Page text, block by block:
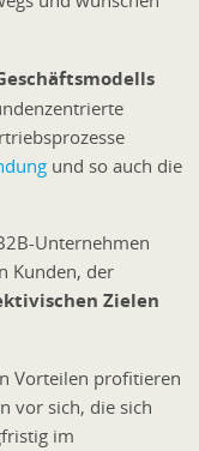
und so auch die
Unternehmen
Kunden, der
Zielen
Vorteilen profitieren
vor sich, die sich
im